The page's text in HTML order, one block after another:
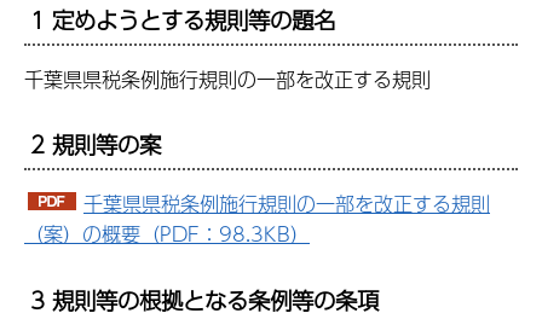
1 定めようとする規則等の題名
千葉県県税条例施行規則の一部を改正する規則
2 規則等の案
千葉県県税条例施行規則の一部を改正する規則
（案）の概要（PDF：98.3KB）
3 規則等の根拠となる条例等の条項